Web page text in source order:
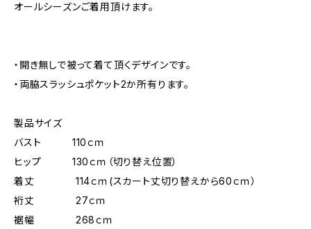
オールシーズンご着用頂けます。
・開き無しで被って着て頂くデザインです。
・両脇スラッシュポケット2か所有ります。
製品サイズ
バスト 110ｃｍ
ヒップ 130ｃｍ（切り替え位置）
着丈 114ｃｍ(スカート丈切り替えから60ｃｍ）
裄丈 27ｃｍ
裾幅 268ｃｍ